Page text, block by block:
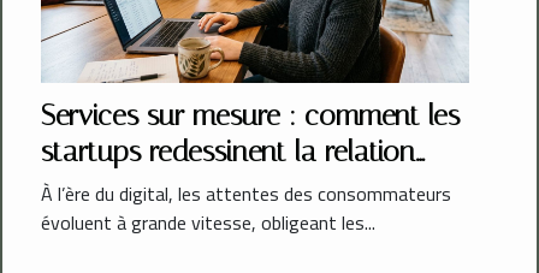
Services sur mesure : comment les
startups redessinent la relation
client
À l’ère du digital, les attentes des consommateurs
évoluent à grande vitesse, obligeant les...